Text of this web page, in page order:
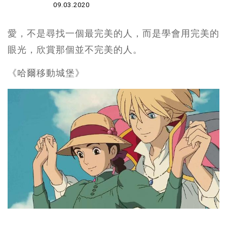
09.03.2020
愛，不是尋找一個最完美的人，而是學會用完美的
眼光，欣賞那個並不完美的人。
《哈爾移動城堡》